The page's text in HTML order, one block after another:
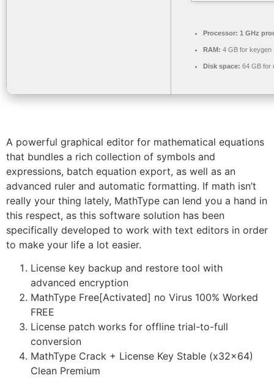
Processor: 1 GHz
RAM: 4 GB for keygen
Disk space: 64 GB for
A powerful graphical editor for mathematical equations
that bundles a rich collection of symbols and
expressions, batch equation export, as well as an
advanced ruler and automatic formatting. If math isn’t
really your thing lately, MathType can lend you a hand in
this respect, as this software solution has been
specifically developed to work with text editors in order
to make your life a lot easier.
License key backup and restore tool with
advanced encryption
MathType Free[Activated] no Virus 100% Worked
FREE
License patch works for offline trial-to-full
conversion
MathType Crack + License Key Stable (x32x64)
Clean Premium